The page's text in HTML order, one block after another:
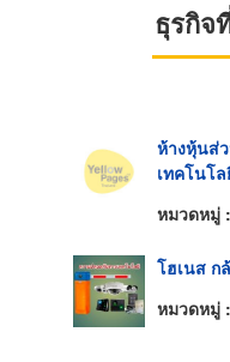
ธุรกิจ
ห้างหุ้นส่
เทคโนโ
หมวดหมู่ :
โฮเนส ก
หมวดหมู่ :